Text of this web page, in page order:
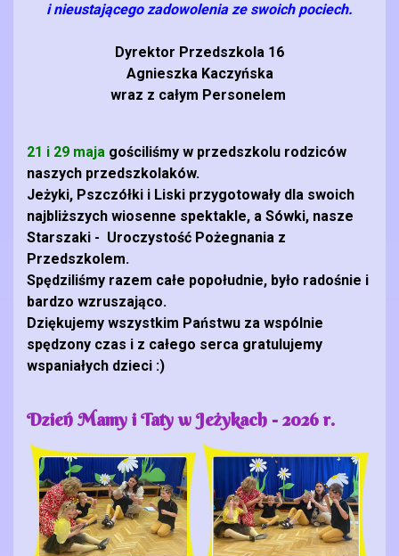
i nieustającego zadowolenia ze swoich pociech.
Dyrektor Przedszkola 16
Agnieszka Kaczyńska
wraz z całym Personelem
21 i 29 maja gościliśmy w przedszkolu rodziców
naszych przedszkolaków.
Jeżyki, Pszczółki i Liski przygotowały dla swoich
najbliższych wiosenne spektakle, a Sówki, nasze
Starszaki - Uroczystość Pożegnania z
Przedszkolem.
Spędziliśmy razem całe popołudnie, było radośnie i
bardzo wzruszająco.
Dziękujemy wszystkim Państwu za wspólnie
spędzony czas i z całego serca gratulujemy
wspaniałych dzieci :)
Dzień Mamy i Taty w Jeżykach - 2026 r.